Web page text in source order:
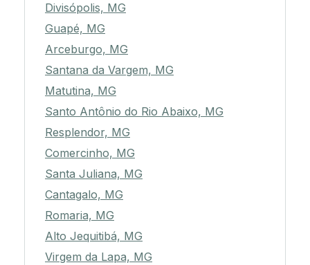
Divisópolis, MG
Guapé, MG
Arceburgo, MG
Santana da Vargem, MG
Matutina, MG
Santo Antônio do Rio Abaixo, MG
Resplendor, MG
Comercinho, MG
Santa Juliana, MG
Cantagalo, MG
Romaria, MG
Alto Jequitibá, MG
Virgem da Lapa, MG